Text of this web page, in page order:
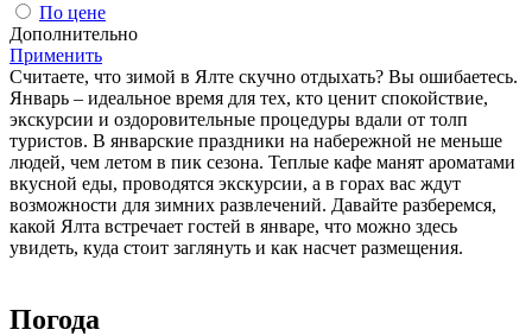
По цене
Дополнительно
Применить
Считаете, что зимой в Ялте скучно отдыхать? Вы ошибаетесь.
Январь – идеальное время для тех, кто ценит спокойствие,
экскурсии и оздоровительные процедуры вдали от толп
туристов. В январские праздники на набережной не меньше
людей, чем летом в пик сезона. Теплые кафе манят ароматами
вкусной еды, проводятся экскурсии, а в горах вас ждут
возможности для зимних развлечений. Давайте разберемся,
какой Ялта встречает гостей в январе, что можно здесь
увидеть, куда стоит заглянуть и как насчет размещения.
Погода